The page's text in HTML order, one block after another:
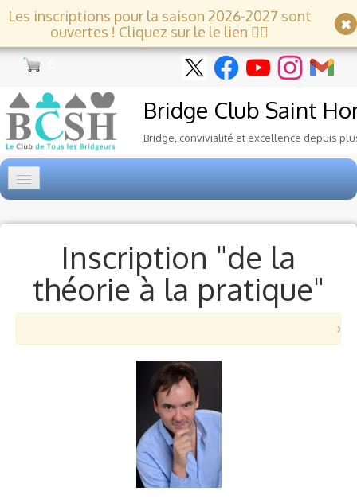
Les inscriptions pour la saison 2026-2027 sont
ouvertes ! Cliquez sur le le lien 👇🏻
Bridge Club Saint
Bridge, convivialité et excellence depuis
Ecole de Bridge ▼
Le Club
Inscription "de la
théorie à la pratique"
×